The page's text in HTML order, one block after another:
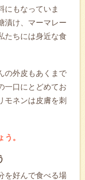
にもなっていま
漬け、マーマレー
たちには身近な食
の外皮もあくまで
一口にとどめてお
モネンは皮膚を刺
。
を好んで食べる場